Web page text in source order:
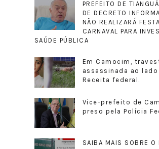
PREFEITO DE
DE DECRETO
NÃO REALIZARÁ
CARNAVAL PARA
SAÚDE PÚBLICA
Em Camocim,
assassinada ao lado
Receita federal.
Vice-prefeito de
preso pela Polícia
SAIBA MAIS SOBRE O